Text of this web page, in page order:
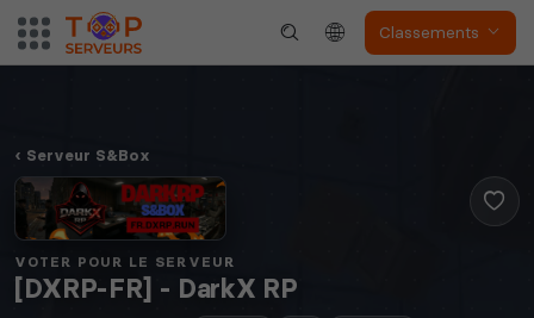
Classements
Serveur S&Box
VOTER POUR LE SERVEUR
[DXRP-FR] - DarkX RP